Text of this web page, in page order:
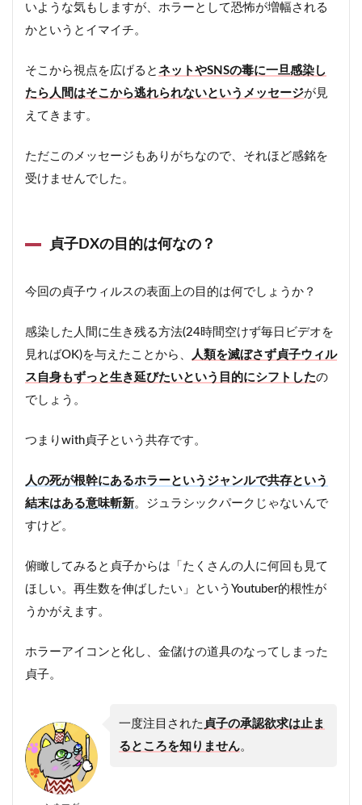
いような気もしますが、ホラーとして恐怖が増幅される
かというとイマイチ。
そこから視点を広げると ネットやSNSの毒に一旦感染し
たら人間はそこから逃れられないというメッセージが見
えてきます。
ただこのメッセージもありがちなので、それほど感銘を
受けませんでした。
貞子DXの目的は何なの？
今回の貞子ウィルスの表面上の目的は何でしょうか？
感染した人間に生き残る方法(24時間空けず毎日ビデオを
見ればOK)を与えたことから、
人類を滅ぼさず貞子ウィル
ス自身もずっと生き延びたいという目的にシフトしたの
でしょう。
つまりwith貞子という共存です。
人の死が根幹にあるホラーというジャンルで共存という
結末はある意味斬新。ジュラシックパークじゃないんで
すけど。
俯瞰してみると貞子からは「たくさんの人に何回も見て
ほしい。再生数を伸ばしたい」というYoutuber的根性が
うかがえます。
ホラーアイコンと化し、金儲けの道具のなってしまった
貞子。
一度注目された 貞子の承認欲求は止ま
るところを知りません。